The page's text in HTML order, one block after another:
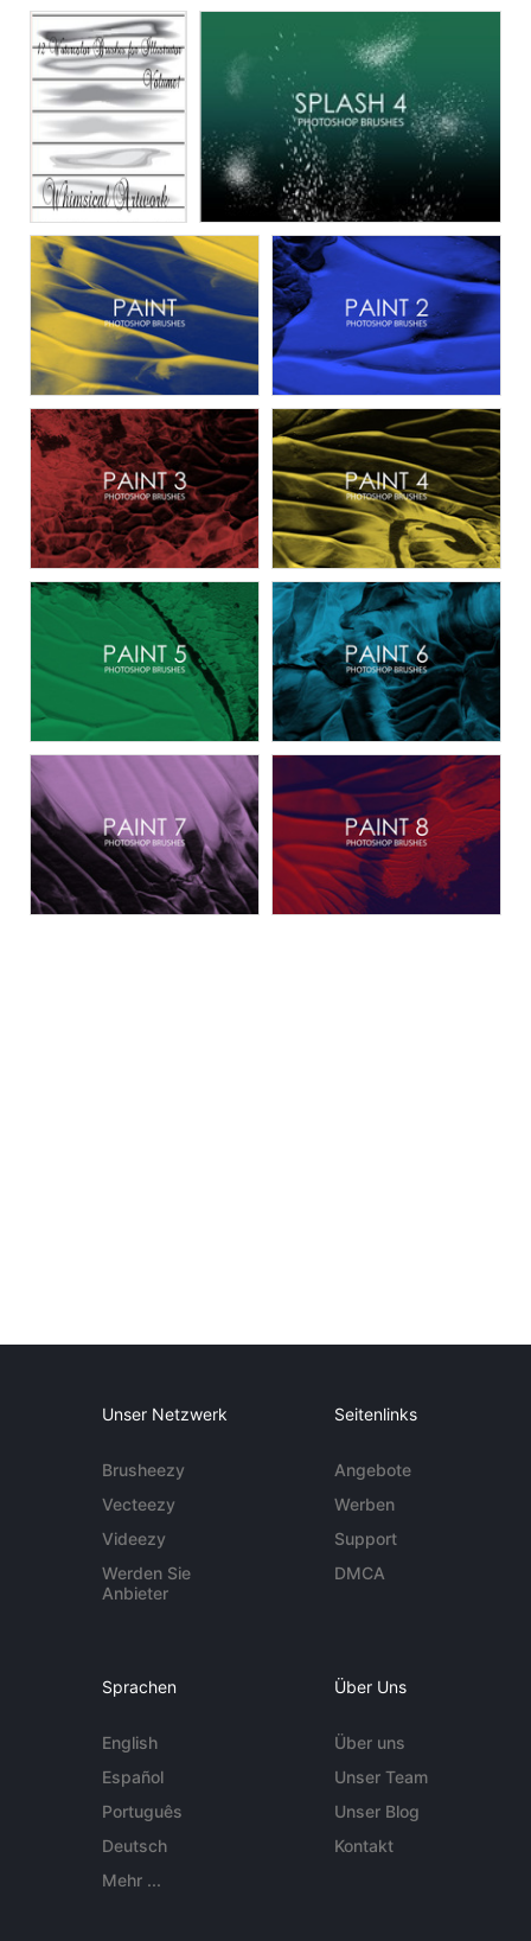
Unser Netzwerk
Brusheezy
Vecteezy
Videezy
Werden Sie
Anbieter
Seitenlinks
Angebote
Werben
Support
DMCA
Sprachen
English
Español
Português
Deutsch
Mehr ...
Über Uns
Über uns
Unser Team
Unser Blog
Kontakt